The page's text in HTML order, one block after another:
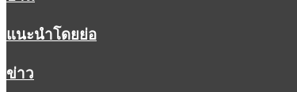
แนะนำโดยย่อ
ข่าว